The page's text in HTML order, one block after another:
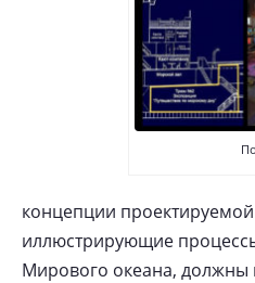
концепции
иллюстрирующие
Мирового океана, должны